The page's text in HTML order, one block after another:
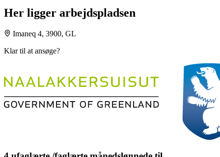
Her ligger arbejdspladsen
Imaneq 4, 3900, GL
Klar til at ansøge?